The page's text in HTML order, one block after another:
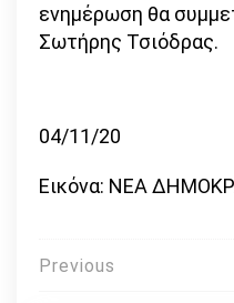
ενημέρωση θα
Σωτήρης Τσιόδρας.
04/11/20
Εικόνα: ΝΕΑ
Πλοήγηση
Previous